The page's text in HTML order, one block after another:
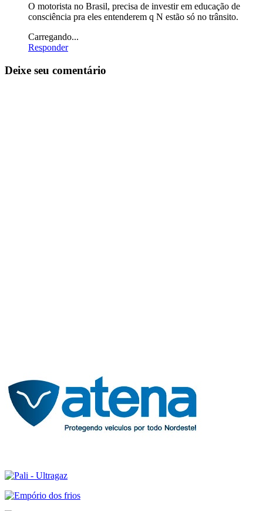
O motorista no Brasil, precisa de investir em educação de
consciência pra eles entenderem q N estão só no trânsito.
Carregando...
Responder
Deixe seu comentário